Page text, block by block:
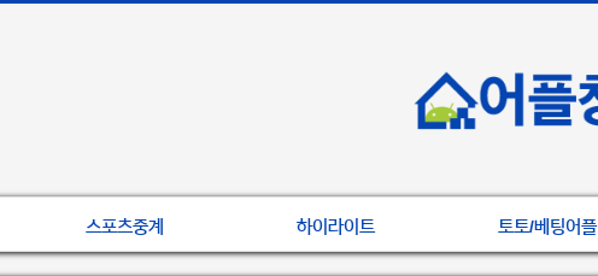
스포츠중계 하이라이트 토토/베팅어플